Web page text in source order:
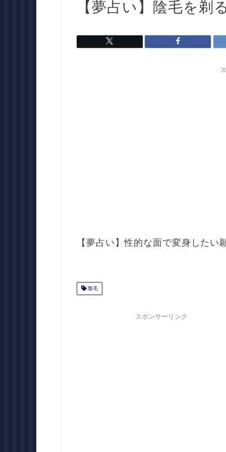
【夢占い】陰毛を剃
【夢占い】性的な面で変身したい
陰毛
スポンサーリンク